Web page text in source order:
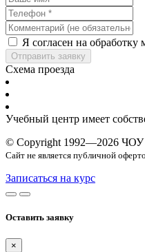
Я согласен на
Отправить заявку
Схема проезда
Учебный центр имеет
© Copyright 1992—2026
Сайт не является публичной
Записаться на курс
Оставить заявку
×